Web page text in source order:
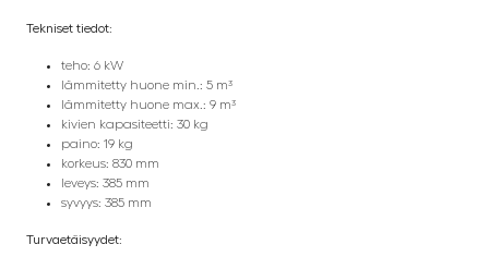
Tekniset tiedot:
teho: 6 kW
lämmitetty huone min.: 5 m³
lämmitetty huone max.: 9 m³
kivien kapasiteetti: 30 kg
paino: 19 kg
korkeus: 830 mm
leveys: 385 mm
syvyys: 385 mm
Turvaetäisyydet: